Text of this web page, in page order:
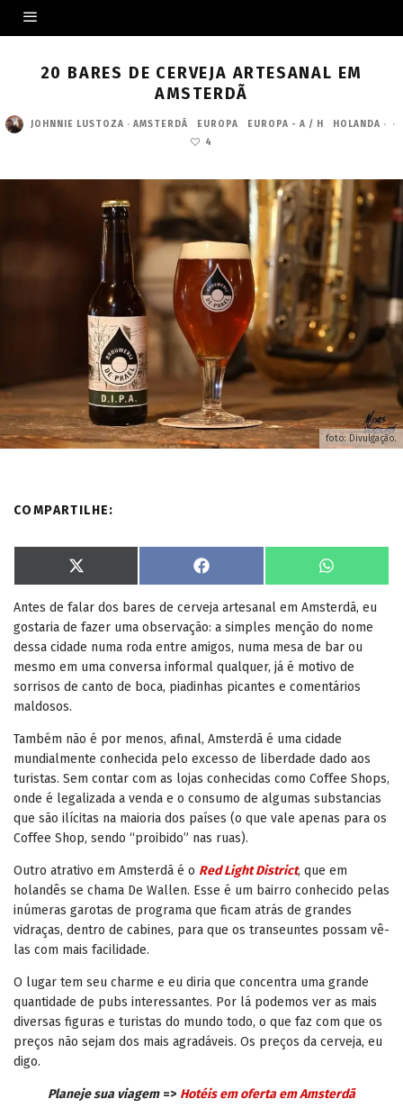
20 BARES DE CERVEJA ARTESANAL EM
AMSTERDÃ
JOHNNIE LUSTOZA · AMSTERDÃ EUROPA EUROPA - A / H HOLANDA ·
·
4
foto: Divulgação.
COMPARTILHE:
S
h
r
e
o
n
X
(
w
i
t
t
r
)
S
h
r
o
n
F
a
e
b
o
o
k
S
h
r
o
n
W
h
t
s
A
p
Antes de falar dos bares de cerveja artesanal em Amsterdã, eu
gostaria de fazer uma observação: a simples menção do nome
dessa cidade numa roda entre amigos, numa mesa de bar ou
mesmo em uma conversa informal qualquer, já é motivo de
sorrisos de canto de boca, piadinhas picantes e comentários
maldosos.
Também não é por menos, afinal, Amsterdã é uma cidade
mundialmente conhecida pelo excesso de liberdade dado aos
turistas. Sem contar com as lojas conhecidas como Coffee Shops,
onde é legalizada a venda e o consumo de algumas substancias
que são ilícitas na maioria dos países (o que vale apenas para os
Coffee Shop, sendo “proibido” nas ruas).
Outro atrativo em Amsterdã é o Red Light District, que em
holandês se chama De Wallen. Esse é um bairro conhecido pelas
inúmeras garotas de programa que ficam atrás de grandes
vidraças, dentro de cabines, para que os transeuntes possam vê-
las com mais facilidade.
O lugar tem seu charme e eu diria que concentra uma grande
quantidade de pubs interessantes. Por lá podemos ver as mais
diversas figuras e turistas do mundo todo, o que faz com que os
preços não sejam dos mais agradáveis. Os preços da cerveja, eu
digo.
Planeje sua viagem => Hotéis em oferta em Amsterdã